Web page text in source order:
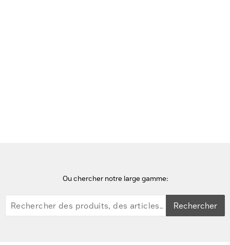
Ou chercher notre large gamme:
Rechercher